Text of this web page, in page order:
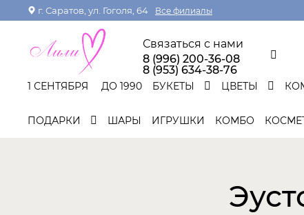
г. Саратов, ул. Гоголя, 64 Все филиалы
Связаться с нами
8 (996) 200-36-08
8 (953) 634-38-76
1 СЕНТЯБРЯ ДО 1990 БУКЕТЫ ЦВЕТЫ
ПОДАРКИ ШАРЫ ИГРУШКИ КОМБО